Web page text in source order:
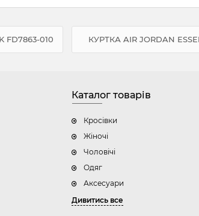
FD7863-010 КУРТКА AIR JORDAN
Каталог товарів
Кросівки
Жіночі
Чоловічі
Одяг
Аксесуари
Дивитись все